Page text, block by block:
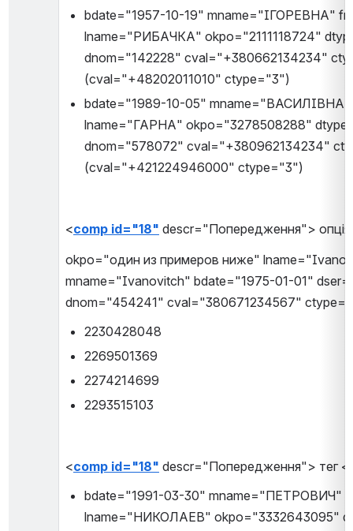
bdate="1957-10-19" mname="ІГОРЕВНА"
lname="РИБАЧКА" okpo="2111118724"
dnom="142228" cval="+380662134234"
(cval="+48202011010" ctype="3")
bdate="1989-10-05"
lname="ГАРНА" okpo="3278508288"
dnom="578072" cval="+380962134234"
(cval="+421224946000" ctype="3")
<comp id="18" descr="Попередження"> опція
okpo="один из примеров ниже"
mname="Ivanovitch" bdate="1975-01-01"
dnom="454241" cval="380671234567"
2230428048
2269501369
2274214699
2293515103
<comp id="18" descr="Попередження"> тег
bdate="1991-03-30"
lname="НИКОЛАЕВ" okpo="3332643095"